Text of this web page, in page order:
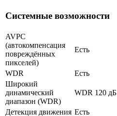
Системные возможности
AVPC
(автокомпенсация
повреждённых
пикселей)
Есть
WDR
Есть
Широкий
динамический
диапазон (WDR)
WDR 120 дБ
Детекция движения Есть